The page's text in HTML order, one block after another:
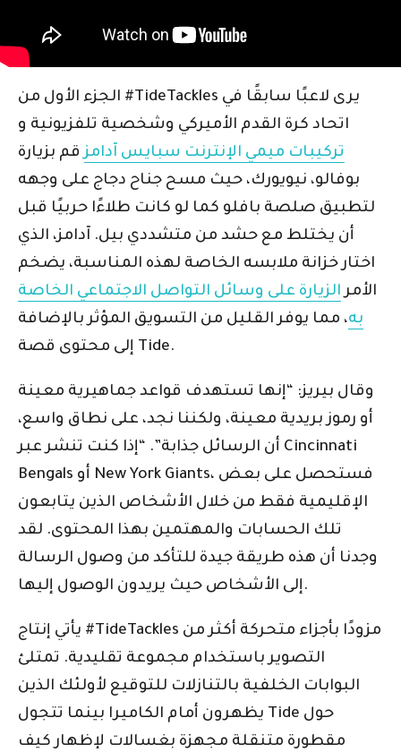
الجزء الأول من #TideTackles يرى لاعبًا سابقًا في
اتحاد كرة القدم الأميركي وشخصية تلفزيونية و
تركيبات ميمي الإنترنت سبايس آدامزقم بزيارة
بوفالو، نيويورك، حيث مسح جناح دجاج على وجهه
لتطبيق صلصة بافلو كما لو كانت طلاءًا حربيًا قبل
أن يختلط مع حشد من متشددي بيل. آدامز، الذي
اختار خزانة ملابسه الخاصة لهذه المناسبة، يضخم
الأمرالزيارة على وسائل التواصل الاجتماعي الخاصة
به، مما يوفر القليل من التسويق المؤثر بالإضافة
إلى محتوى قصة Tide.
وقال بيريز: “إنها تستهدف قواعد جماهيرية معينة
أو رموز بريدية معينة، ولكننا نجد، على نطاق واسع،
أن الرسائل جذابة”. “إذا كنت تنشر عبر Cincinnati
Bengals أو New York Giants، فستحصل على بعض
الإقليمية فقط من خلال الأشخاص الذين يتابعون
تلك الحسابات والمهتمين بهذا المحتوى. لقد
وجدنا أن هذه طريقة جيدة للتأكد من وصول الرسالة
إلى الأشخاص حيث يريدون الوصول إليها.
يأتي إنتاج #TideTackles مزودًا بأجزاء متحركة أكثر من
التصوير باستخدام مجموعة تقليدية. تمتلئ
البوابات الخلفية بالتنازلات للتوقيع لأولئك الذين
يظهرون أمام الكاميرا بينما تتجول Tide حول
مقطورة متنقلة مجهزة بغسالات لإظهار كيف